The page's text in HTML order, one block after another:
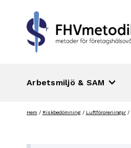
Arbetsmiljö & SAM keyboard_arrow_down
Hem / Riskbedömning/ Luftföroreningar /